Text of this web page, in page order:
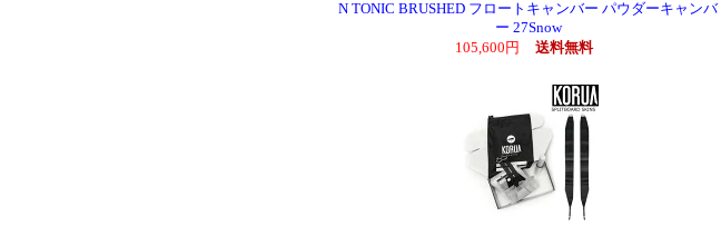
N TONIC BRUSHED フロートキャンバー パウダーキャンバ
ー 27Snow
105,600円
送料無料